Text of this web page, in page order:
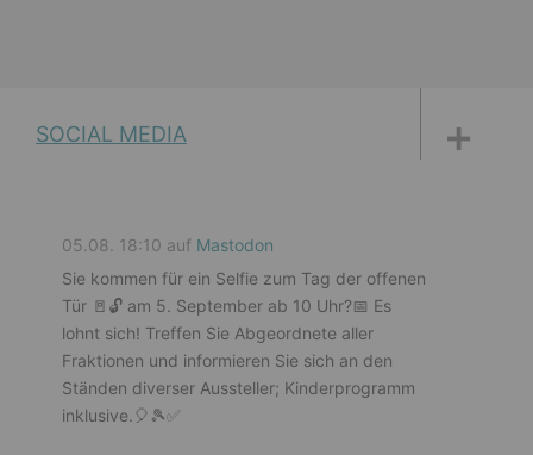
SOCIAL MEDIA
05.08. 18:10 auf Mastodon
Sie kommen für ein Selfie zum Tag der offenen
Tür 🚪🔓️ am 5. September ab 10 Uhr?📅 Es
lohnt sich! Treffen Sie Abgeordnete aller
Fraktionen und informieren Sie sich an den
Ständen diverser Aussteller; Kinderprogramm
inklusive.🎈🎾✅️